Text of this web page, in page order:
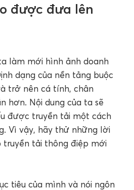
được đưa lên
làm mới hình ảnh doanh
dạng của nền tảng buộc
trở nên cá tính, chân
hơn. Nội dung của ta sẽ
được truyền tải một cách
Vì vậy, hãy thử những lời
truyền tải thông điệp mới
tiêu của mình và nói ngôn